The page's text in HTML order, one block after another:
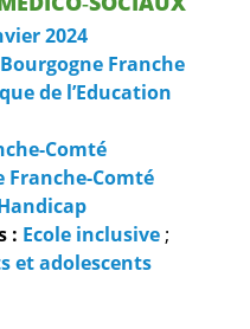
2024
Bourgogne Franche
de l’Education
Comté
Franche-Comté
: Ecole inclusive;
et adolescents